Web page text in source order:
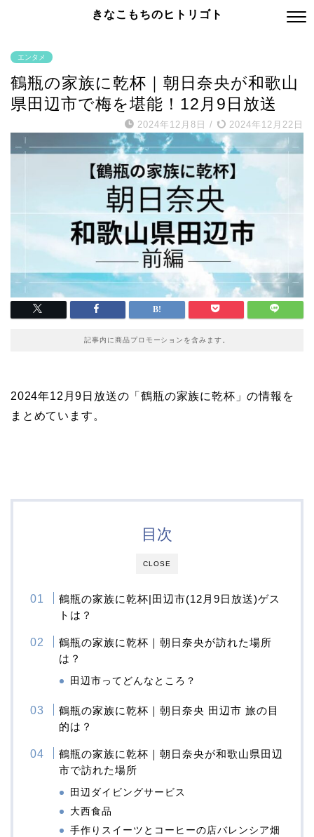
きなこもちのヒトリゴト
エンタメ
鶴瓶の家族に乾杯｜朝日奈央が和歌山
県田辺市で梅を堪能！12月9日放送
2024年12月8日 / 2024年12月22日
記事内に商品プロモーションを含みます。
2024年12月9日放送の「鶴瓶の家族に乾杯」の情報を
まとめています。
CLOSE
目次
鶴瓶の家族に乾杯|田辺市(12月9日放送)ゲス
トは？
鶴瓶の家族に乾杯｜朝日奈央が訪れた場所
は？
田辺市ってどんなところ？
鶴瓶の家族に乾杯｜朝日奈央 田辺市 旅の目
的は？
鶴瓶の家族に乾杯｜朝日奈央が和歌山県田辺
市で訪れた場所
田辺ダイビングサービス
大西食品
手作りスイーツとコーヒーの店バレンシア畑